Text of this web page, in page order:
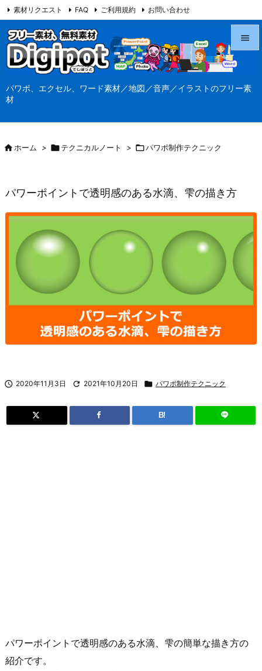
パワポ、エクセル、ワード素材／地図／音声／イラストのフリー素
材



素材リクエスト FAQ ご利用規約 お問い合わせ
当サイト（Digipot.net）について
ホーム > テクニカルノート > パワポ制作テクニック
パワーポイントで透明感のある水滴、雫の描き方
 2020年11月3日  2021年10月20日  パワポ制作テクニック
B!
パワーポイントで透明感のある水滴、雫の簡単な描き方の
紹介です。